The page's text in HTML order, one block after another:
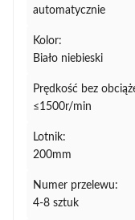
automatycznie
Kolor:
Biało niebieski
Prędkość bez
≤1500r/min
Lotnik:
200mm
Numer przelewu:
4-8 sztuk